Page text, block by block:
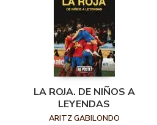
LA ROJA. DE NIÑOS A
LEYENDAS
ARITZ GABILONDO